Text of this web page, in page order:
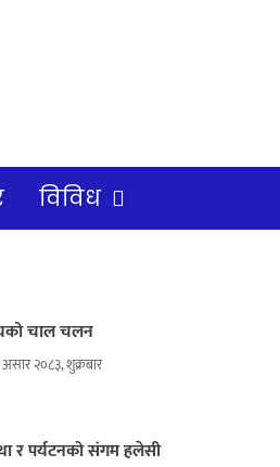
विविध
चाल चलन
२०८३, शुक्रबार
र पर्यटनको संगम हलेसी